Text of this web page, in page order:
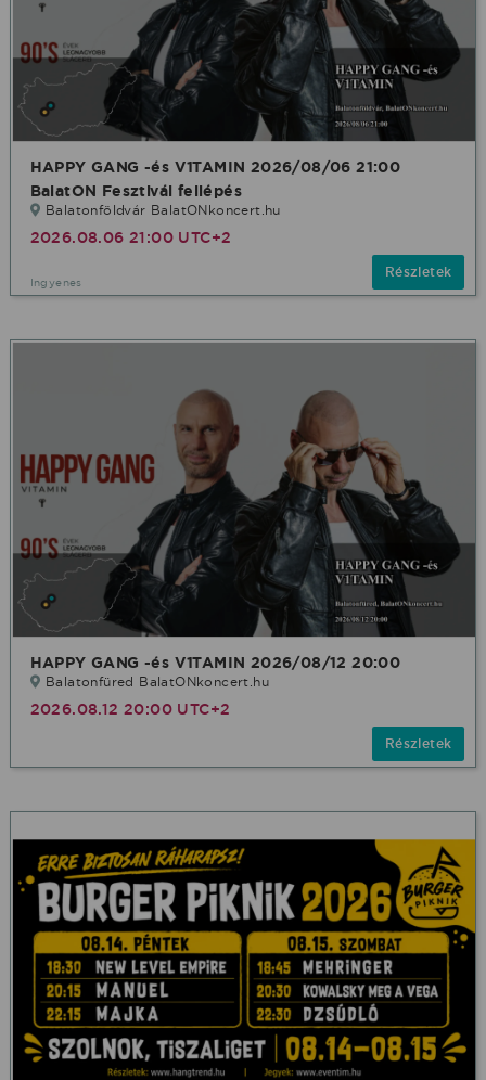
HAPPY GANG -és V1TAMIN 2026/08/06 21:00
BalatON Fesztivál fellépés
Balatonföldvár BalatONkoncert.hu
2026.08.06 21:00 UTC+2
Ingyenes
Részletek
HAPPY GANG -és V1TAMIN 2026/08/12 20:00
Balatonfüred BalatONkoncert.hu
2026.08.12 20:00 UTC+2
Részletek